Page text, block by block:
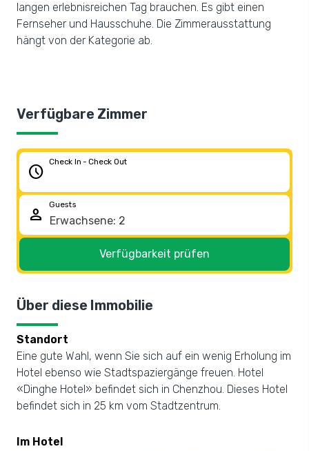
langen erlebnisreichen Tag brauchen. Es gibt einen
Fernseher und Hausschuhe. Die Zimmerausstattung
hängt von der Kategorie ab.
Verfügbare Zimmer
schedule
Check In - Check Out
person
Guests
Verfügbarkeit prüfen
Über diese Immobilie
Standort
Eine gute Wahl, wenn Sie sich auf ein wenig Erholung im
Hotel ebenso wie Stadtspaziergänge freuen. Hotel
«Dinghe Hotel» befindet sich in Chenzhou. Dieses Hotel
befindet sich in 25 km vom Stadtzentrum.
Im Hotel